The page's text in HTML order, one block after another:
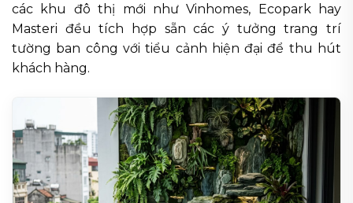
các khu đô thị mới như Vinhomes, Ecopark hay
Masteri đều tích hợp sẵn các ý tưởng trang trí
tường ban công với tiểu cảnh hiện đại để thu hút
khách hàng.